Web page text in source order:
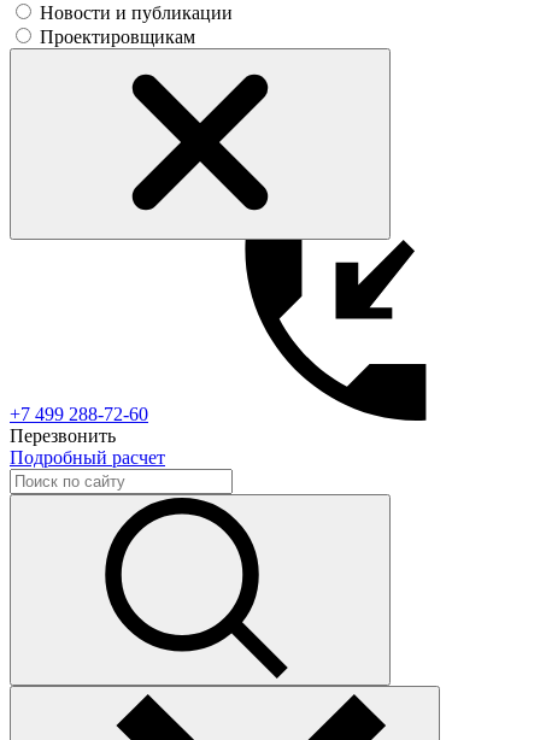
Новости и публикации
Проектировщикам
+7 499 288-72-60
Перезвонить
Подробный расчет